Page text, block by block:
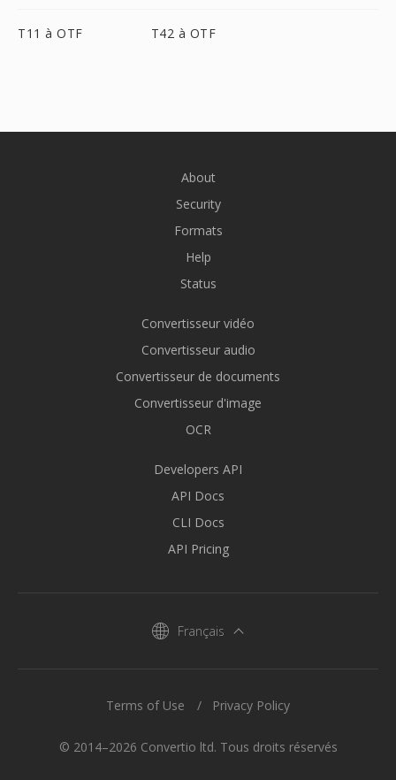
T11 à OTF T42 à OTF
About
Security
Formats
Help
Status
Convertisseur vidéo
Convertisseur audio
Convertisseur de documents
Convertisseur d'image
OCR
Developers API
API Docs
CLI Docs
API Pricing
Français
© 2014–2026 Convertio ltd. Tous droits réservés
Terms of Use Privacy Policy